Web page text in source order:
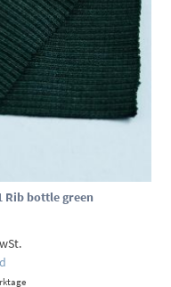
Rib bottle green